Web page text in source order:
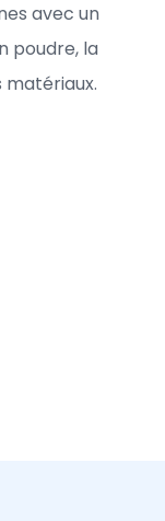
avec un
poudre, la